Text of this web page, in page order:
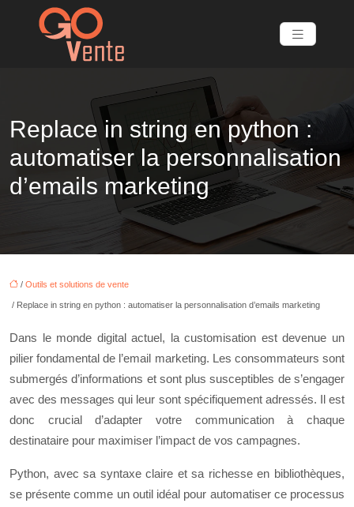
Replace in string en python :
automatiser la personnalisation
d’emails marketing
/ Outils et solutions de vente
/ Replace in string en python : automatiser la personnalisation d’emails marketing
Dans le monde digital actuel, la customisation est devenue un
pilier fondamental de l’email marketing. Les consommateurs sont
submergés d’informations et sont plus susceptibles de s’engager
avec des messages qui leur sont spécifiquement adressés. Il est
donc crucial d’adapter votre communication à chaque
destinataire pour maximiser l’impact de vos campagnes.
Python, avec sa syntaxe claire et sa richesse en bibliothèques,
se présente comme un outil idéal pour automatiser ce processus